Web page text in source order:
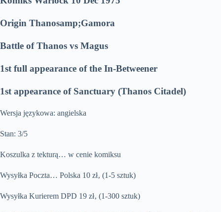
Origin Thanosamp;Gamora
Battle of Thanos vs Magus
1st full appearance of the In-Betweener
1st appearance of Sanctuary (Thanos Citadel)
Wersja językowa: angielska
Stan: 3/5
Koszulka z tekturą… w cenie komiksu
Wysyłka Poczta… Polska 10 zł‚ (1-5 sztuk)
Wysyłka Kurierem DPD 19 zł‚ (1-300 sztuk)